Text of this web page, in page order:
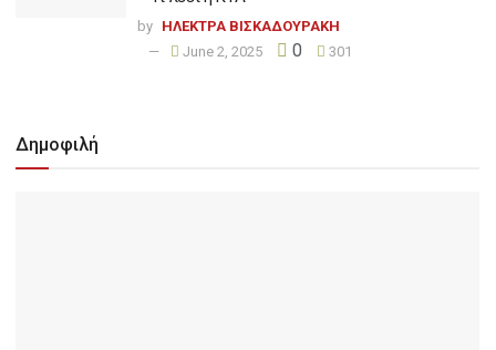
by ΗΛΕΚΤΡΑ ΒΙΣΚΑΔΟΥΡΑΚΗ
June 2, 2025
0 301
Δημοφιλή